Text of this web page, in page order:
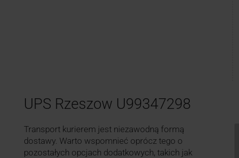
UPS Rzeszow U99347298
Transport kurierem jest niezawodną formą
dostawy. Warto wspomnieć oprócz tego o
pozostałych opcjach dodatkowych, takich jak